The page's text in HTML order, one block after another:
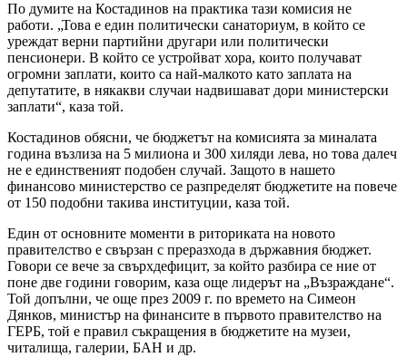
По думите на Костадинов на практика тази комисия не
работи. „Това е един политически санаториум, в който се
уреждат верни партийни другари или политически
пенсионери. В който се устройват хора, които получават
огромни заплати, които са най-малкото като заплата на
депутатите, в някакви случаи надвишават дори министерски
заплати“, каза той.
Костадинов обясни, че бюджетът на комисията за миналата
година възлиза на 5 милиона и 300 хиляди лева, но това далеч
не е единственият подобен случай. Защото в нашето
финансово министерство се разпределят бюджетите на повече
от 150 подобни такива институции, каза той.
Един от основните моменти в риториката на новото
правителство е свързан с преразхода в държавния бюджет.
Говори се вече за свърхдефицит, за който разбира се ние от
поне две години говорим, каза още лидерът на „Възраждане“.
Той допълни, че още през 2009 г. по времето на Симеон
Дянков, министър на финансите в първото правителство на
ГЕРБ, той е правил съкращения в бюджетите на музеи,
читалища, галерии, БАН и др.